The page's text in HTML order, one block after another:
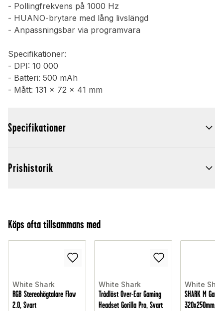
- Pollingfrekvens på 1000 Hz
- HUANO-brytare med lång livslängd
- Anpassningsbar via programvara
Specifikationer:
- DPI: 10 000
- Batteri: 500 mAh
- Mått: 131 x 72 x 41 mm
Specifikationer
Prishistorik
Köps ofta tillsammans med
White Shark
RGB Stereohögtalare Flow
2.0, Svart
White Shark
Trådlöst Over-Ear Gaming
Headset Gorilla Pro, Svart
White
SHARK M
320x250mm,